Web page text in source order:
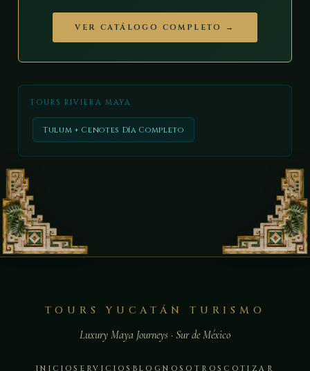
VER CATÁLOGO COMPLETO →
TOURS RIVIERA MAYA
Tulum + Cenotes Día Completo
TOURS YUCATÁN TURISMO
Luxury Maya Journeys · Sur de México
INICIOSERVICIOS BLOGNOSOTROS COTIZAR